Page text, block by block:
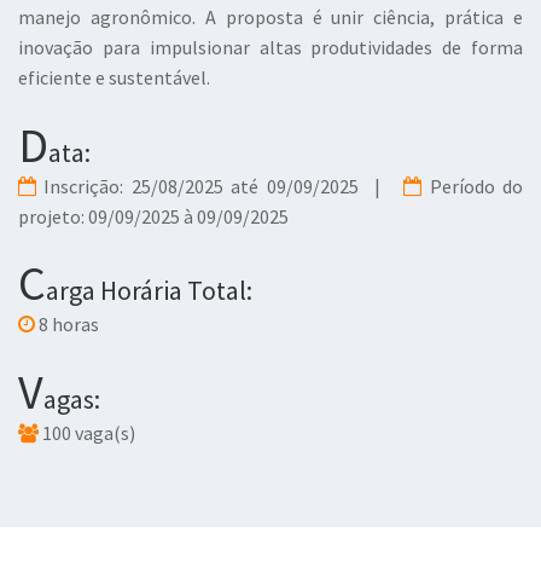
manejo agronômico. A proposta é unir ciência, prática e
inovação para impulsionar altas produtividades de forma
eficiente e sustentável.
Data:
Inscrição: 25/08/2025 até 09/09/2025 |
Período do
projeto: 09/09/2025 à 09/09/2025
Carga Horária Total:
8 horas
Vagas:
100 vaga(s)